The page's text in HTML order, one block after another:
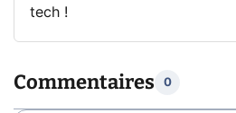
tech !
Commentaires 0